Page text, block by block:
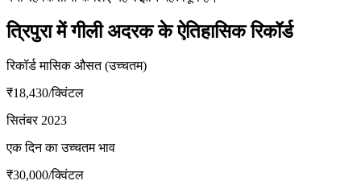
त्रिपुरा में गीली अदरक के ऐतिहासिक रिकॉर्ड
रिकॉर्ड मासिक औसत (उच्चतम)
₹18,430/क्विंटल
सितंबर 2023
एक दिन का उच्चतम भाव
₹30,000/क्विंटल